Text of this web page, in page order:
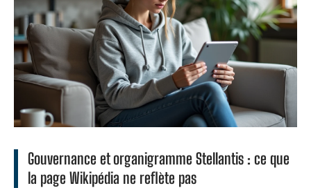
Gouvernance et organigramme Stellantis : ce que
la page Wikipédia ne reflète pas